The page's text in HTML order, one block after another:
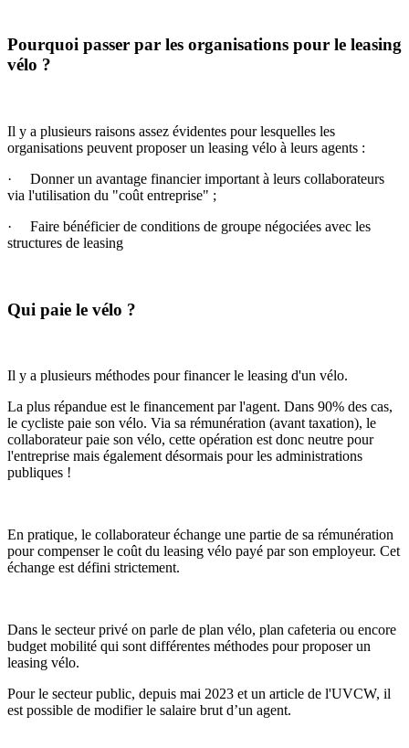
Pourquoi passer par les organisations pour le leasing
vélo ?
Il y a plusieurs raisons assez évidentes pour lesquelles les
organisations peuvent proposer un leasing vélo à leurs agents :
· Donner un avantage financier important à leurs collaborateurs
via l'utilisation du "coût entreprise" ;
· Faire bénéficier de conditions de groupe négociées avec les
structures de leasing
Qui paie le vélo ?
Il y a plusieurs méthodes pour financer le leasing d'un vélo.
La plus répandue est le financement par l'agent. Dans 90% des cas,
le cycliste paie son vélo. Via sa rémunération (avant taxation), le
collaborateur paie son vélo, cette opération est donc neutre pour
l'entreprise mais également désormais pour les administrations
publiques !
En pratique, le collaborateur échange une partie de sa rémunération
pour compenser le coût du leasing vélo payé par son employeur. Cet
échange est défini strictement.
Dans le secteur privé on parle de plan vélo, plan cafeteria ou encore
budget mobilité qui sont différentes méthodes pour proposer un
leasing vélo.
Pour le secteur public, depuis mai 2023 et un article de l'UVCW, il
est possible de modifier le salaire brut d’un agent.